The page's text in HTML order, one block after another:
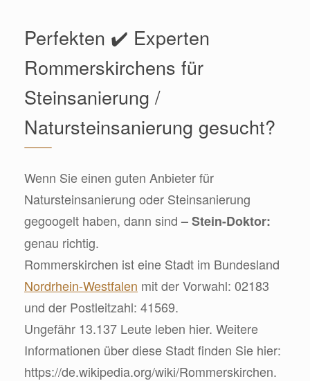
Perfekten ✔️ Experten
Rommerskirchens für
Steinsanierung /
Natursteinsanierung gesucht?
Wenn Sie einen guten Anbieter für
Natursteinsanierung oder Steinsanierung
gegoogelt haben, dann sind– Stein-Doktor:
genau richtig.
Rommerskirchen ist eine Stadt im Bundesland
Nordrhein-Westfalen mit der Vorwahl: 02183
und der Postleitzahl: 41569.
Ungefähr 13.137 Leute leben hier. Weitere
Informationen über diese Stadt finden Sie hier:
https://de.wikipedia.org/wiki/Rommerskirchen.